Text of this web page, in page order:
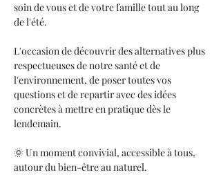
soin de vous et de votre famille tout au long
de l'été.
L'occasion de découvrir des alternatives plus
respectueuses de notre santé et de
l'environnement, de poser toutes vos
questions et de repartir avec des idées
concrètes à mettre en pratique dès le
lendemain.
🌞 Un moment convivial, accessible à tous,
autour du bien-être au naturel.